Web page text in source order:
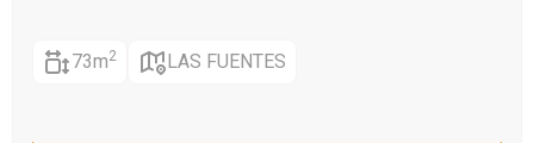
73m2 LAS FUENTES